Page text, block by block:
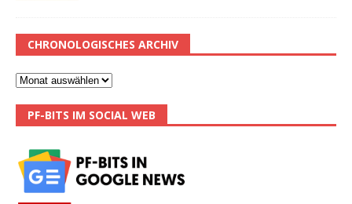
CHRONOLOGISCHES ARCHIV
PF-BITS IM SOCIAL WEB